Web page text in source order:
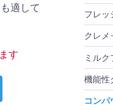
適して
す
フレッ
クレメ
ミルク
機能性
コンパ